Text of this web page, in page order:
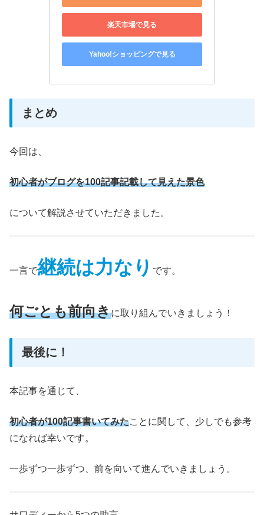
楽天市場で見る
Yahoo!ショッピングで見る
まとめ
今回は、
初心者がブログを100記事記載して見えた景色
について解説させていただきました。
一言で継続は力なり です。
何ごとも前向きに取り組んでいきましょう！
最後に！
本記事を通じて、
初心者が100記事書いてみたことに関して、少しでも参考
になれば幸いです。
一歩ずつ一歩ずつ、前を向いて進んでいきましょう。